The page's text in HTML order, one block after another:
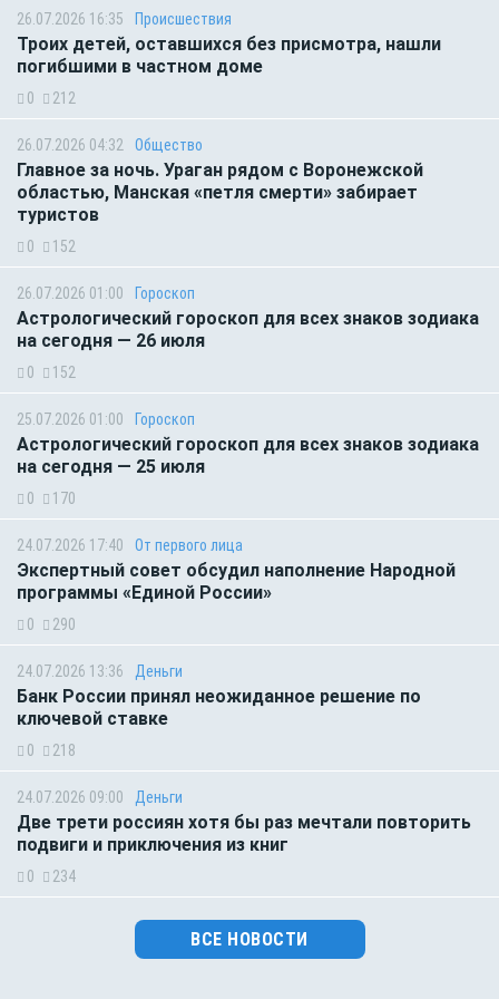
26.07.2026 16:35 Происшествия
Троих детей, оставшихся без присмотра, нашли
погибшими в частном доме
0 212
26.07.2026 04:32 Общество
Главное за ночь. Ураган рядом с Воронежской
областью, Манская «петля смерти» забирает
туристов
0 152
26.07.2026 01:00 Гороскоп
Астрологический гороскоп для всех знаков зодиака
на сегодня — 26 июля
0 152
25.07.2026 01:00 Гороскоп
Астрологический гороскоп для всех знаков зодиака
на сегодня — 25 июля
0 170
24.07.2026 17:40 От первого лица
Экспертный совет обсудил наполнение Народной
программы «Единой России»
0 290
24.07.2026 13:36 Деньги
Банк России принял неожиданное решение по
ключевой ставке
0 218
24.07.2026 09:00 Деньги
Две трети россиян хотя бы раз мечтали повторить
подвиги и приключения из книг
0 234
ВСЕ НОВОСТИ